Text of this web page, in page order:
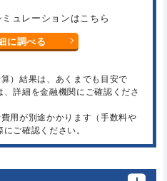
ュレーションはこちら
に調べる
）結果は、あくまでも目安で
詳細を金融機関にご確認くださ
用が別途かかります（手数料や
ご確認ください。